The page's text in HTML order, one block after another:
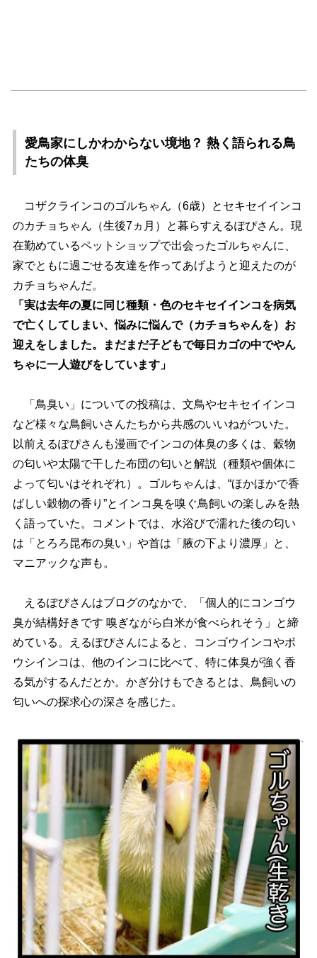
愛鳥家にしかわからない境地？ 熱く語られる鳥
たちの体臭
コザクラインコのゴルちゃん（6歳）とセキセイインコ
のカチョちゃん（生後7ヵ月）と暮らすえるぽぴさん。現
在勤めているペットショップで出会ったゴルちゃんに、
家でともに過ごせる友達を作ってあげようと迎えたのが
カチョちゃんだ。
「実は去年の夏に同じ種類・色のセキセイインコを病気
で亡くしてしまい、悩みに悩んで（カチョちゃんを）お
迎えをしました。まだまだ子どもで毎日カゴの中でやん
ちゃに一人遊びをしています」
「鳥臭い」についての投稿は、文鳥やセキセイインコ
など様々な鳥飼いさんたちから共感のいいねがついた。
以前えるぽぴさんも漫画でインコの体臭の多くは、穀物
の匂いや太陽で干した布団の匂いと解説（種類や個体に
よって匂いはそれぞれ）。ゴルちゃんは、“ほかほかで香
ばしい穀物の香り”とインコ臭を嗅ぐ鳥飼いの楽しみを熱
く語っていた。コメントでは、水浴びで濡れた後の匂い
は「とろろ昆布の臭い」や首は「腋の下より濃厚」と、
マニアックな声も。
えるぽぴさんはブログのなかで、「個人的にコンゴウ
臭が結構好きです 嗅ぎながら白米が食べられそう」と締
めている。えるぽぴさんによると、コンゴウインコやボ
ウシインコは、他のインコに比べて、特に体臭が強く香
る気がするんだとか。かぎ分けもできるとは、鳥飼いの
匂いへの探求心の深さを感じた。